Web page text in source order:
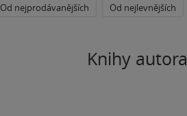
Od nejprodávanějších Od nejlevnějších
Knihy autora